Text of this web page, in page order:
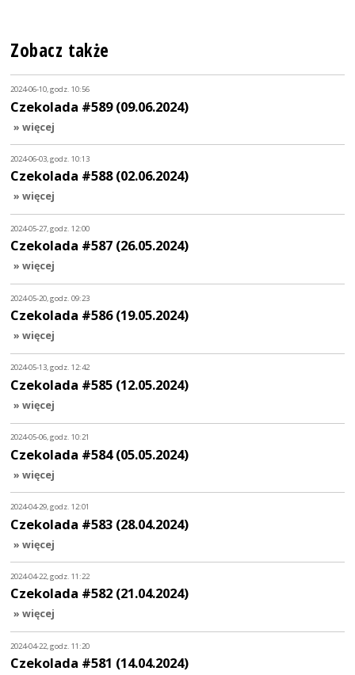
Zobacz także
2024-06-10, godz. 10:56
Czekolada #589 (09.06.2024)
» więcej
2024-06-03, godz. 10:13
Czekolada #588 (02.06.2024)
» więcej
2024-05-27, godz. 12:00
Czekolada #587 (26.05.2024)
» więcej
2024-05-20, godz. 09:23
Czekolada #586 (19.05.2024)
» więcej
2024-05-13, godz. 12:42
Czekolada #585 (12.05.2024)
» więcej
2024-05-06, godz. 10:21
Czekolada #584 (05.05.2024)
» więcej
2024-04-29, godz. 12:01
Czekolada #583 (28.04.2024)
» więcej
2024-04-22, godz. 11:22
Czekolada #582 (21.04.2024)
» więcej
2024-04-22, godz. 11:20
Czekolada #581 (14.04.2024)